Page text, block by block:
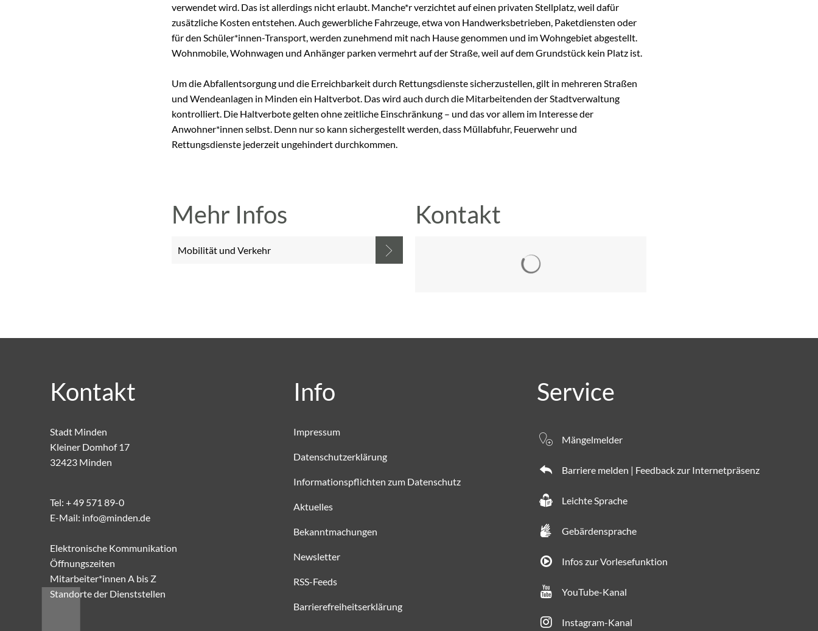
verwendet wird. Das ist allerdings nicht erlaubt. Manche*r verzichtet auf einen privaten Stellplatz, weil dafür
zusätzliche Kosten entstehen. Auch gewerbliche Fahrzeuge, etwa von Handwerksbetrieben, Paketdiensten oder
für den Schüler*innen-Transport, werden zunehmend mit nach Hause genommen und im Wohngebiet abgestellt.
Wohnmobile, Wohnwagen und Anhänger parken vermehrt auf der Straße, weil auf dem Grundstück kein Platz ist.
Um die Abfallentsorgung und die Erreichbarkeit durch Rettungsdienste sicherzustellen, gilt in mehreren Straßen
und Wendeanlagen in Minden ein Haltverbot. Das wird auch durch die Mitarbeitenden der Stadtverwaltung
kontrolliert. Die Haltverbote gelten ohne zeitliche Einschränkung – und das vor allem im Interesse der
Anwohner*innen selbst. Denn nur so kann sichergestellt werden, dass Müllabfuhr, Feuerwehr und
Rettungsdienste jederzeit ungehindert durchkommen.
Mehr Infos
Mobilität und Verkehr
Kontakt
Kontakt
Stadt Minden
Kleiner Domhof 17
32423 Minden
Tel: + 49 571 89-0
E-Mail: info@minden.de
Elektronische Kommunikation
Öffnungszeiten
Mitarbeiter*innen A bis Z
Standorte der Dienststellen
Info
Impressum
Datenschutzerklärung
Informationspflichten zum Datenschutz
Aktuelles
Bekanntmachungen
Newsletter
RSS-Feeds
Barrierefreiheitserklärung
Service
Mängelmelder
Barriere melden | Feedback zur Internetpräsenz
Leichte Sprache
Gebärdensprache
Infos zur Vorlesefunktion
YouTube-Kanal
Instagram-Kanal